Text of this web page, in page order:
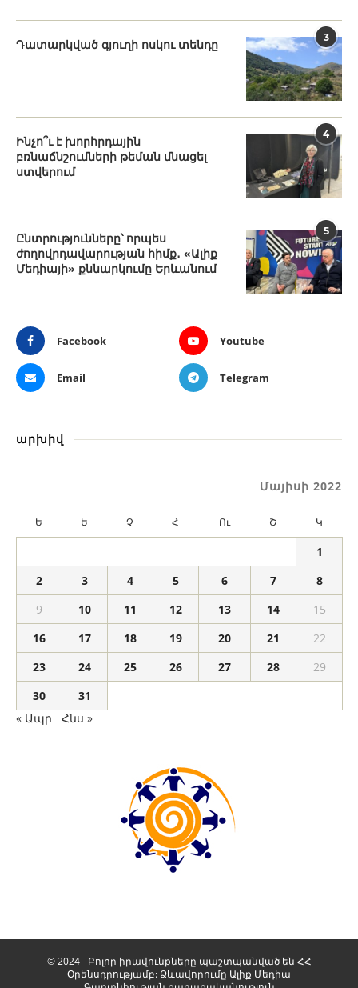
3
Դատարկված գյուղի ոսկու տենդը
4
Ինչո՞ւ է խորհրդային
բռնաճնշումների թեման մնացել
ստվերում
5
Ընտրությունները՝ որպես
ժողովրդավարության հիմք․ «Ալիք
Մեդիայի» քննարկումը Երևանում
Facebook Youtube
Email Telegram
արխիվ
Մայիսի 2022
Ե Ե Չ Հ Ու Շ Կ
1
2
3 4 5 6 7
8
9
10 11 12 13 14
15
16
17 18 19 20 21
22
23
24 25 26 27 28
29
30
31
« Ապր
Հնս »
© 2024 - Բոլոր իրավունքները պաշտպանված են ՀՀ
Օրենսդրությամբ: Ձևավորումը Ալիք Մեդիա